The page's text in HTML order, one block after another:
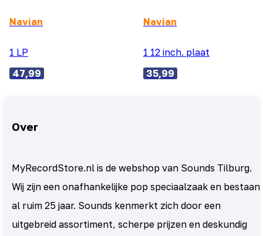
Navian
1 LP
47,99
Navian
1 12 inch. plaat
35,99
Over
MyRecordStore.nl is de webshop van Sounds Tilburg.
Wij zijn een onafhankelijke pop speciaalzaak en bestaan
al ruim 25 jaar. Sounds kenmerkt zich door een
uitgebreid assortiment, scherpe prijzen en deskundig